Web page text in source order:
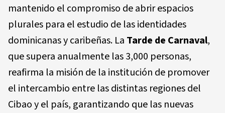
mantenido el compromiso de abrir espacios
plurales para el estudio de las identidades
dominicanas y caribeñas. La Tarde de Carnaval,
que supera anualmente las3,000 personas,
reafirma la misión de la institución de promover
el intercambio entre las distintas regiones del
Cibao y el país, garantizando que las nuevas